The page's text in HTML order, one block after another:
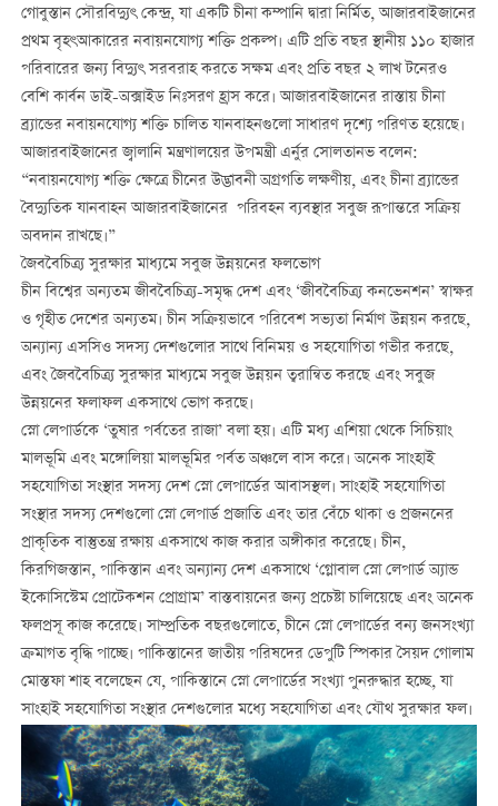
গোবুস্তান সৌরবিদ্যুৎ কেন্দ্র, যা একটি চীনা কম্পানি দ্বারা নির্মিত, আজারবাইজানের
প্রথম বৃহৎআকারের নবায়নযোগ্য শক্তি প্রকল্প। এটি প্রতি বছর স্থানীয় ১১০ হাজার
পরিবারের জন্য বিদ্যুৎ সরবরাহ করতে সক্ষম এবং প্রতি বছর ২ লাখ টনেরও
বেশি কার্বন ডাই-অক্সাইড নিঃসরণ হ্রাস করে। আজারবাইজানের রাস্তায় চীনা
ব্র্যান্ডের নবায়নযোগ্য শক্তি চালিত যানবাহনগুলো সাধারণ দৃশ্যে পরিণত হয়েছে।
আজারবাইজানের জ্বালানি মন্ত্রণালয়ের উপমন্ত্রী এর্নুর সোলতানভ বলেন:
“নবায়নযোগ্য শক্তি ক্ষেত্রে চীনের উদ্ভাবনী অগ্রগতি লক্ষণীয়, এবং চীনা ব্র্যান্ডের
বৈদ্যুতিক যানবাহন আজারবাইজানের পরিবহন ব্যবস্থার সবুজ রূপান্তরে সক্রিয়
অবদান রাখছে।”
জৈববৈচিত্র্য সুরক্ষার মাধ্যমে সবুজ উন্নয়নের ফলভোগ
চীন বিশ্বের অন্যতম জীববৈচিত্র্য-সমৃদ্ধ দেশ এবং ‘জীববৈচিত্র্য কনভেনশন’ স্বাক্ষর
ও গৃহীত দেশের অন্যতম। চীন সক্রিয়ভাবে পরিবেশ সভ্যতা নির্মাণ উন্নয়ন করছে,
অন্যান্য এসসিও সদস্য দেশগুলোর সাথে বিনিময় ও সহযোগিতা গভীর করছে,
এবং জৈববৈচিত্র্য সুরক্ষার মাধ্যমে সবুজ উন্নয়ন ত্বরান্বিত করছে এবং সবুজ
উন্নয়নের ফলাফল একসাথে ভোগ করছে।
স্নো লেপার্ডকে ‘তুষার পর্বতের রাজা’ বলা হয়। এটি মধ্য এশিয়া থেকে সিচিয়াং
মালভূমি এবং মঙ্গোলিয়া মালভূমির পর্বত অঞ্চলে বাস করে। অনেক সাংহাই
সহযোগিতা সংস্থার সদস্য দেশ স্নো লেপার্ডের আবাসস্থল। সাংহাই সহযোগিতা
সংস্থার সদস্য দেশগুলো স্নো লেপার্ড প্রজাতি এবং তার বেঁচে থাকা ও প্রজননের
প্রাকৃতিক বাস্তুতন্ত্র রক্ষায় একসাথে কাজ করার অঙ্গীকার করেছে। চীন,
কিরগিজস্তান, পাকিস্তান এবং অন্যান্য দেশ একসাথে ‘গ্লোবাল স্নো লেপার্ড অ্যান্ড
ইকোসিস্টেম প্রোটেকশন প্রোগ্রাম’ বাস্তবায়নের জন্য প্রচেষ্টা চালিয়েছে এবং অনেক
ফলপ্রসূ কাজ করেছে। সাম্প্রতিক বছরগুলোতে, চীনে স্নো লেপার্ডের বন্য জনসংখ্যা
ক্রমাগত বৃদ্ধি পাচ্ছে। পাকিস্তানের জাতীয় পরিষদের ডেপুটি স্পিকার সৈয়দ গোলাম
মোস্তফা শাহ বলেছেন যে, পাকিস্তানে স্নো লেপার্ডের সংখ্যা পুনরুদ্ধার হচ্ছে, যা
সাংহাই সহযোগিতা সংস্থার দেশগুলোর মধ্যে সহযোগিতা এবং যৌথ সুরক্ষার ফল।